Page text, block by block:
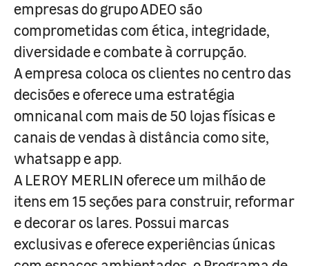
empresas do grupo ADEO são
comprometidas com ética, integridade,
diversidade e combate à corrupção.
A empresa coloca os clientes no centro das
decisões e oferece uma estratégia
omnicanal com mais de 50 lojas físicas e
canais de vendas à distância como site,
whatsapp e app.
A LEROY MERLIN oferece um milhão de
itens em 15 seções para construir, reformar
e decorar os lares. Possui marcas
exclusivas e oferece experiências únicas